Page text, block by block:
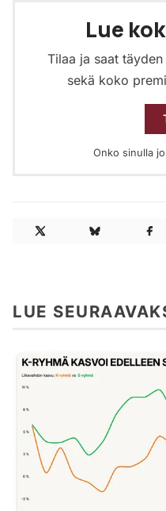
Lue
Tilaa ja saat
sekä koko
Onko sinulla
LUE